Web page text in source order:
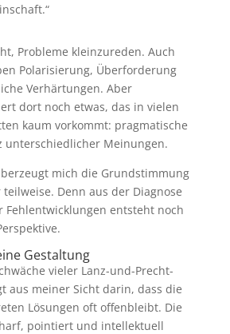
Probleme kleinzureden. Auch
Polarisierung, Überforderung
Verhärtungen. Aber
dort noch etwas, das in vielen
kaum vorkommt: pragmatische
unterschiedlicher Meinungen.
mich die Grundstimmung
Denn aus der Diagnose
Fehlentwicklungen entsteht noch
Gestaltung
vieler Lanz-und-Precht-
aus meiner Sicht darin, dass die
Lösungen oft offenbleibt. Die
pointiert und intellektuell